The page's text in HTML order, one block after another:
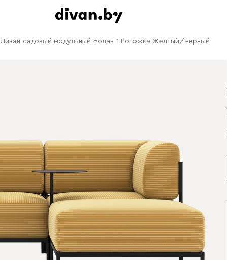
Диван садовый модульный Нолан 1 Рогожка Желтый/Черный